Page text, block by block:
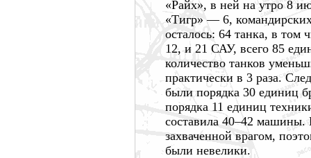
«Райх», в ней на утро 8
«Тигр» —6,
осталось: 64 танка, в том
12, и 21 САУ, всего 85
количество танков
практически в 3 раза.
были порядка 30 единиц
порядка 11 единиц
составила 40–42 машины.
захваченной врагом,
были невелики.